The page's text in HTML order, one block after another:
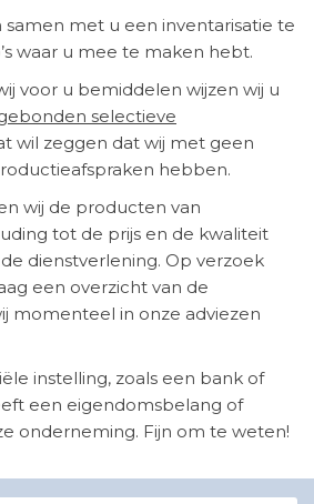
samen met u een inventarisatie te
waar u mee te maken hebt.
voor u bemiddelen wijzen wij u
selectieve
wil zeggen dat wij met geen
hebben.
wij de producten van
tot de prijs en de kwaliteit
dienstverlening. Op verzoek
een overzicht van de
momenteel in onze adviezen
instelling, zoals een bank of
een eigendomsbelang of
onderneming. Fijn om te weten!